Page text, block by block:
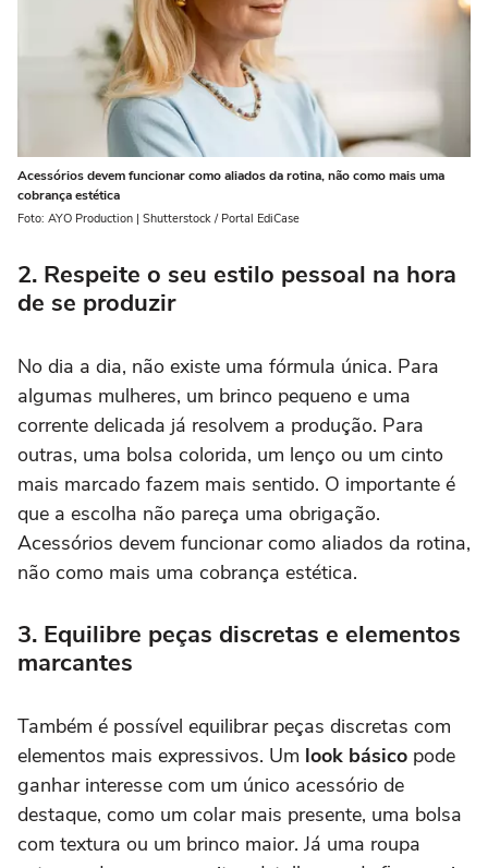
Acessórios devem funcionar como aliados da rotina, não como mais uma
cobrança estética
Foto: AYO Production | Shutterstock / Portal EdiCase
2. Respeite o seu estilo pessoal na hora
de se produzir
No dia a dia, não existe uma fórmula única. Para
algumas mulheres, um brinco pequeno e uma
corrente delicada já resolvem a produção. Para
outras, uma bolsa colorida, um lenço ou um cinto
mais marcado fazem mais sentido. O importante é
que a escolha não pareça uma obrigação.
Acessórios devem funcionar como aliados da rotina,
não como mais uma cobrança estética.
3. Equilibre peças discretas e elementos
marcantes
Também é possível equilibrar peças discretas com
elementos mais expressivos. Um look básico pode
ganhar interesse com um único acessório de
destaque, como um colar mais presente, uma bolsa
com textura ou um brinco maior. Já uma roupa